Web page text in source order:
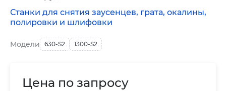
Цена по запросу
Модели 630-S2 1300-S2
Станки для снятия заусенцев, грата, окалины,
полировки и шлифовки